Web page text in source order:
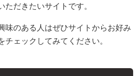
ただきたいサイトです。
味のある人はぜひサイトからお好み
チェックしてみてください。